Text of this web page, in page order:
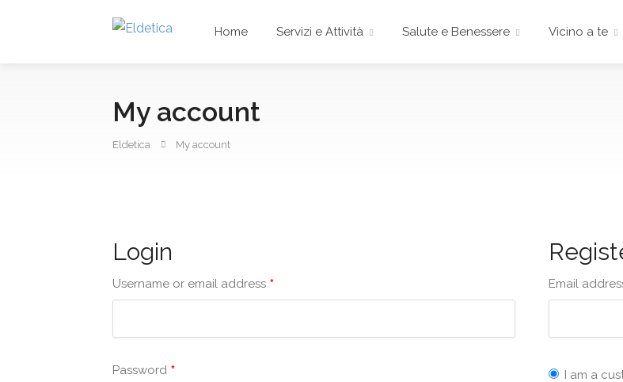
Home Servizi e Attività Salute e Benessere Vicino a te
My account
Eldetica My account
Login
Username or email address *
Password *
Email
I am a